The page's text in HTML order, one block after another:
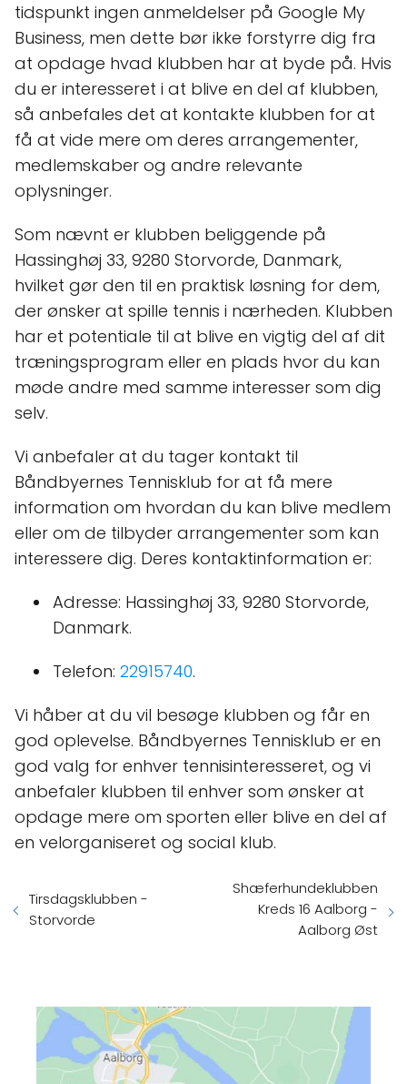
tidspunkt ingen anmeldelser på Google My
Business, men dette bør ikke forstyrre dig fra
at opdage hvad klubben har at byde på. Hvis
du er interesseret i at blive en del af klubben,
så anbefales det at kontakte klubben for at
få at vide mere om deres arrangementer,
medlemskaber og andre relevante
oplysninger.
Som nævnt er klubben beliggende på
Hassinghøj 33, 9280 Storvorde, Danmark,
hvilket gør den til en praktisk løsning for dem,
der ønsker at spille tennis i nærheden. Klubben
har et potentiale til at blive en vigtig del af dit
træningsprogram eller en plads hvor du kan
møde andre med samme interesser som dig
selv.
Vi anbefaler at du tager kontakt til
Båndbyernes Tennisklub for at få mere
information om hvordan du kan blive medlem
eller om de tilbyder arrangementer som kan
interessere dig. Deres kontaktinformation er:
Adresse: Hassinghøj 33, 9280 Storvorde,
Danmark.
Telefon: 22915740.
Vi håber at du vil besøge klubben og får en
god oplevelse. Båndbyernes Tennisklub er en
god valg for enhver tennisinteresseret, og vi
anbefaler klubben til enhver som ønsker at
opdage mere om sporten eller blive en del af
en velorganiseret og social klub.
Tirsdagsklubben -
Storvorde
Shæferhundeklubben
Kreds 16 Aalborg -
Aalborg Øst